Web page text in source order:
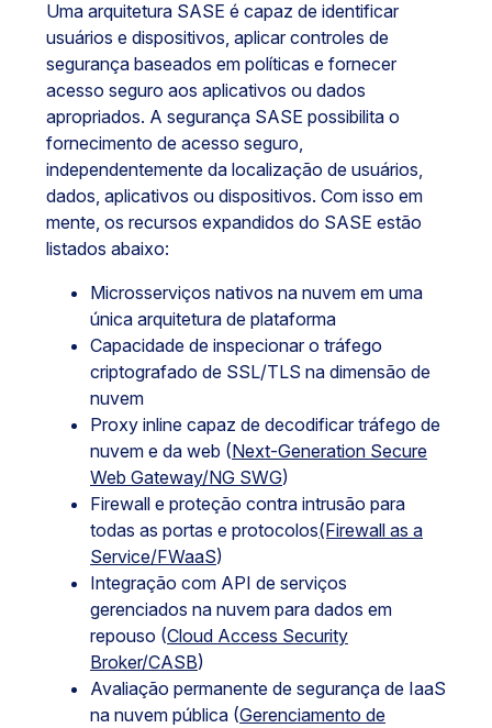
Uma arquitetura SASE é capaz de identificar
usuários e dispositivos, aplicar controles de
segurança baseados em políticas e fornecer
acesso seguro aos aplicativos ou dados
apropriados. A segurança SASE possibilita o
fornecimento de acesso seguro,
independentemente da localização de usuários,
dados, aplicativos ou dispositivos. Com isso em
mente, os recursos expandidos do SASE estão
listados abaixo:
Microsserviços nativos na nuvem em uma
única arquitetura de plataforma
Capacidade de inspecionar o tráfego
criptografado de SSL/TLS na dimensão de
nuvem
Proxy inline capaz de decodificar tráfego de
nuvem e da web (Next-Generation Secure
Web Gateway/NG SWG)
Firewall e proteção contra intrusão para
todas as portas e protocolos(Firewall as a
Service/FWaaS)
Integração com API de serviços
gerenciados na nuvem para dados em
repouso (Cloud Access Security
Broker/CASB)
Avaliação permanente de segurança de IaaS
na nuvem pública (Gerenciamento de